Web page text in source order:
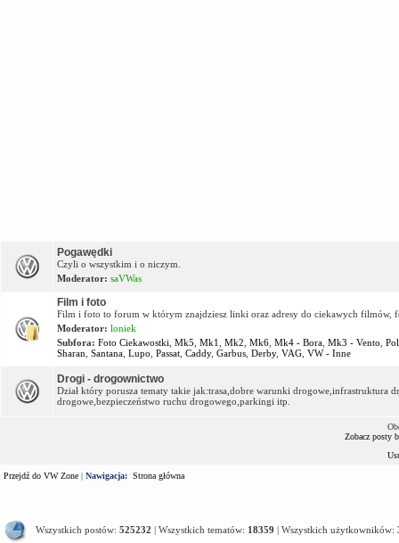
Pogawędki
Czyli o wszystkim i o niczym.
Moderator: saVWas
Film i foto
Film i foto to forum w którym znajdziesz linki oraz adresy do ciekawych filmów,
Moderator: loniek
Subfora: Foto Ciekawostki Mk5 Mk1 Mk2 Mk6 Mk4 - Bora Mk3 - Vento
Sharan Santana Lupo Passat Caddy, Garbus Derby, VAG VW - Inne
Drogi - drogownictwo
Dział który porusza tematy takie jak:trasa,dobre warunki drogowe,infrastruktura
drogowe,bezpieczeństwo ruchu drogowego,parkingi itp.
Zobacz posty
Przejdź do VW Zone | Nawigacja: Strona główna
Wszystkich postów: 525232 | Wszystkich tematów: 18359 | Wszystkich użytkowników: